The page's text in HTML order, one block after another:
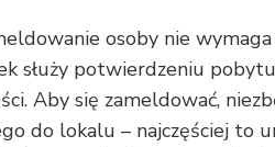
osoby nie wymaga
służy potwierdzeniu
Aby się zameldować,
do lokalu – najczęściej to